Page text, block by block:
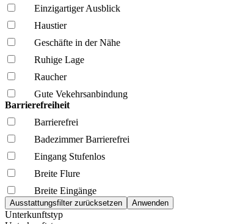
Einzigartiger Ausblick
Haustier
Geschäfte in der Nähe
Ruhige Lage
Raucher
Gute Vekehrsanbindung
Barrierefreiheit
Barrierefrei
Badezimmer Barrierefrei
Eingang Stufenlos
Breite Flure
Breite Eingänge
Unterkunftstyp